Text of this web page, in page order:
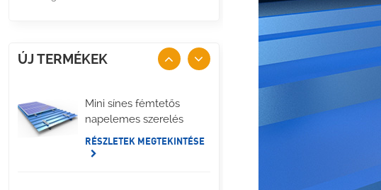
ÚJ TERMÉKEK
Mini sínes fémtetős
napelemes szerelés
RÉSZLETEK MEGTEKINTÉSE